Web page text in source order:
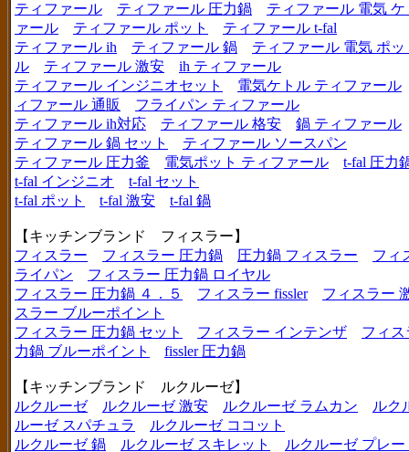
ティファール
ティファール 圧力鍋
ティファール 電気 ケ
ァール
ティファール ポット
ティファール t-fal
ティファール ih
ティファール 鍋
ティファール 電気 ポッ
ル
ティファール 激安
ih ティファール
ティファール インジニオセット
電気ケトル ティファール
ィファール 通販
フライパン ティファール
ティファール ih対応
ティファール 格安
鍋 ティファール
ティファール 鍋 セット
ティファール ソースパン
ティファール 圧力釜
電気ポット ティファール
t-fal 圧力
t-fal インジニオ
t-fal セット
t-fal ポット
t-fal 激安 t-fal 鍋
【キッチンブランド フィスラー】
フィスラー
フィスラー 圧力鍋 圧力鍋 フィスラー
フィ
ライパン
フィスラー 圧力鍋 ロイヤル
フィスラー 圧力鍋 ４．５
フィスラー fissler
フィスラー
スラー ブルーポイント
フィスラー 圧力鍋 セット
フィスラー インテンザ
フィ
力鍋 ブルーポイント
fissler 圧力鍋
【キッチンブランド ルクルーゼ】
ルクルーゼ
ルクルーゼ 激安 ルクルーゼ ラムカン
ルク
ルーゼ スパチュラ
ルクルーゼ ココット
ルクルーゼ 鍋
ルクルーゼ スキレット ルクルーゼ プレ